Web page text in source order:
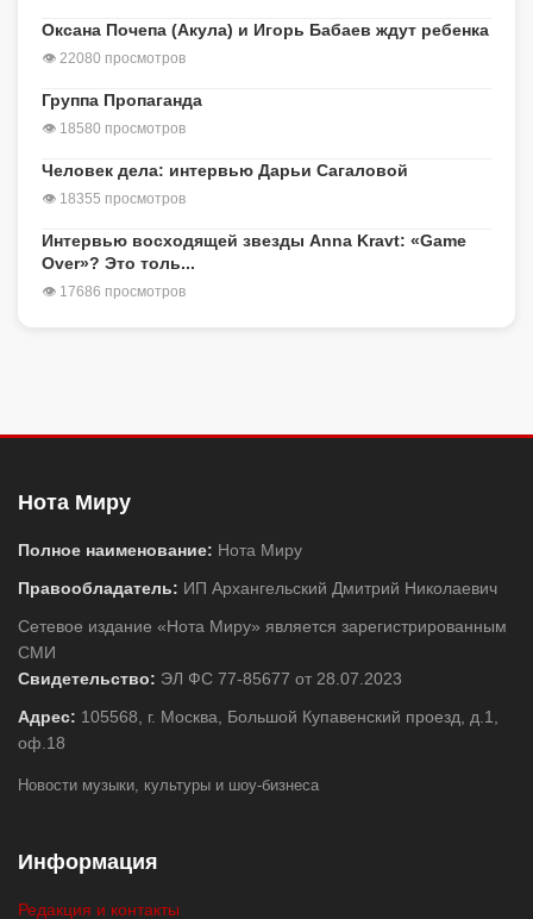
Оксана Почепа (Акула) и Игорь Бабаев ждут ребенка
👁 22080 просмотров
Группа Пропаганда
👁 18580 просмотров
Человек дела: интервью Дарьи Сагаловой
👁 18355 просмотров
Интервью восходящей звезды Anna Kravt: «Game
Over»? Это толь...
👁 17686 просмотров
Нота Миру
Полное наименование: Нота Миру
Правообладатель: ИП Архангельский Дмитрий Николаевич
Сетевое издание «Нота Миру» является зарегистрированным
СМИ
Свидетельство: ЭЛ ФС 77-85677 от 28.07.2023
Адрес: 105568, г. Москва, Большой Купавенский проезд, д.1,
оф.18
Новости музыки, культуры и шоу-бизнеса
Информация
Редакция и контакты